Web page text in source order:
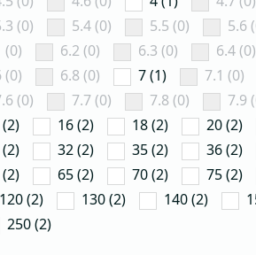
(0) 5.4 (0) 5.5 (0) 5.6
(0) 6.2 (0) 6.3 (0) 6.4 (0)
(0) 6.8 (0) 7 (1) 7.1 (0)
(0) 7.7 (0) 7.8 (0) 7.9
16 (2) 18 (2) 20 (2)
32 (2) 35 (2) 36 (2)
65 (2) 70 (2) 75 (2)
120 (2) 130 (2) 140 (2)
250 (2)